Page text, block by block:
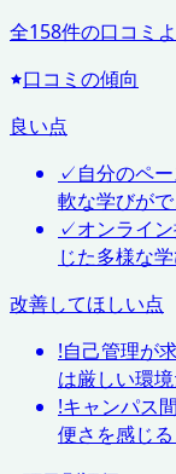
全158件の口コミ
口コミの傾向
良い点
✓自分のペ
軟な学びが
✓オンライ
じた多様な
改善してほしい点
!自己管理が
は厳しい環
!キャンパス
便さを感じる